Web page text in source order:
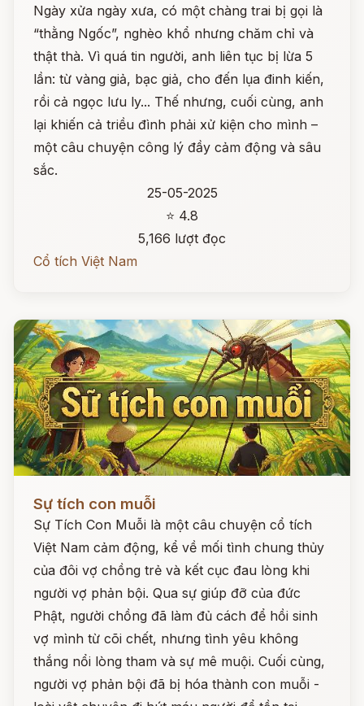
Ngày xửa ngày xưa, có một chàng trai bị gọi là
“thằng Ngốc”, nghèo khổ nhưng chăm chỉ và
thật thà. Vì quá tin người, anh liên tục bị lừa 5
lần: từ vàng giả, bạc giả, cho đến lụa đinh kiến,
rồi cả ngọc lưu ly... Thế nhưng, cuối cùng, anh
lại khiến cả triều đình phải xử kiện cho mình –
một câu chuyện công lý đầy cảm động và sâu
sắc.
25-05-2025
⭐ 4.8
5,166 lượt đọc
Cổ tích Việt Nam
Sự tích con muỗi
Sự Tích Con Muỗi là một câu chuyện cổ tích
Việt Nam cảm động, kể về mối tình chung thủy
của đôi vợ chồng trẻ và kết cục đau lòng khi
người vợ phản bội. Qua sự giúp đỡ của đức
Phật, người chồng đã làm đủ cách để hồi sinh
vợ mình từ cõi chết, nhưng tình yêu không
thắng nổi lòng tham và sự mê muội. Cuối cùng,
người vợ phản bội đã bị hóa thành con muỗi -